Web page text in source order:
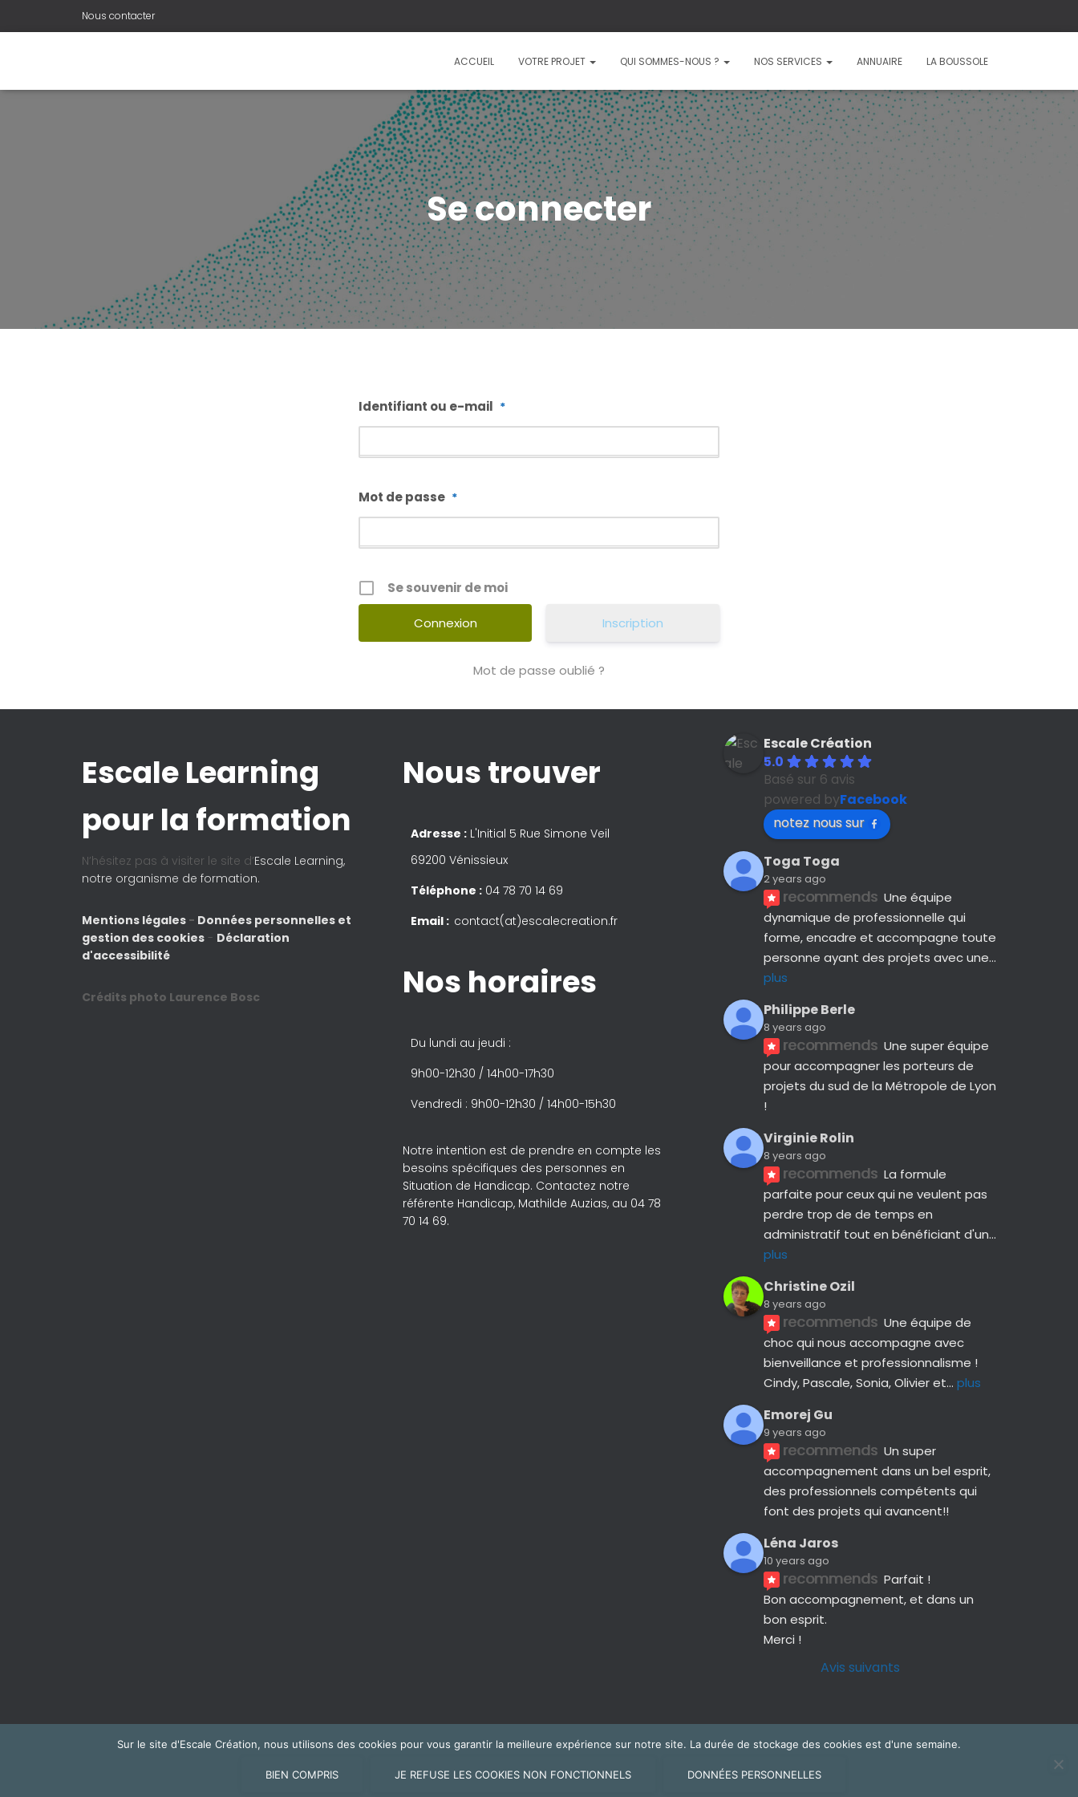
Nous contacter
ACCUEIL VOTRE PROJET QUI SOMMES-NOUS ? NOS SERVICES ANNUAIRE LA BOUSSOLE
Se connecter
Identifiant ou e-mail *
Mot de passe *
Se souvenir de moi
Inscription
Mot de passe oublié ?
Escale Learning
pour la formation
N’hésitez pas à visiter le site d’Escale Learning,
notre organisme de formation.
Mentions légales - Données personnelles et
gestion des cookies - Déclaration
d'accessibilité
Crédits photo Laurence Bosc
Nous trouver
Adresse : L'Initial 5 Rue Simone Veil
69200 Vénissieux
Téléphone : 04 78 70 14 69
Email : contact(at)escalecreation.fr
Nos horaires
Du lundi au jeudi :
9h00-12h30 / 14h00-17h30
Vendredi : 9h00-12h30 / 14h00-15h30
Notre intention est de prendre en compte les
besoins spécifiques des personnes en
Situation de Handicap. Contactez notre
référente Handicap, Mathilde Auzias, au 04 78
70 14 69.
Escale Création
5.0
Basé sur 6 avis
powered byFacebook
notez nous sur
Toga Toga
2 years ago
recommends Une équipe
dynamique de professionnelle qui
forme, encadre et accompagne toute
personne ayant des projets avec une
plus
Philippe Berle
8 years ago
recommends Une super équipe
pour accompagner les porteurs de
projets du sud de la Métropole de Lyon
!
Virginie Rolin
8 years ago
recommends La formule
parfaite pour ceux qui ne veulent pas
perdre trop de de temps en
administratif tout en bénéficiant d'un
plus
Christine Ozil
8 years ago
recommends Une équipe de
choc qui nous accompagne avec
bienveillance et professionnalisme !
Cindy, Pascale, Sonia, Olivier et... plus
Emorej Gu
9 years ago
recommends Un super
accompagnement dans un bel esprit,
des professionnels compétents qui
font des projets qui avancent!!
Léna Jaros
10 years ago
recommends Parfait !
Bon accompagnement, et dans un
bon esprit.
Merci !
Avis suivants
Sur le site d'Escale Création, nous utilisons des cookies pour vous garantir la meilleure expérience sur notre site. La durée de stockage des cookies est d'une semaine.
BIEN COMPRIS JE REFUSE LES COOKIES NON FONCTIONNELS DONNÉES PERSONNELLES